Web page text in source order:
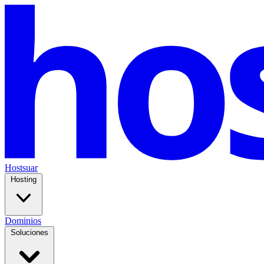
Hostsuar
Hosting
Dominios
Soluciones